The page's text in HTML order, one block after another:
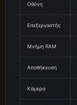
Οθόνη
Επεξεργαστής
Μνήμη RAM
Αποθήκευση
Κάμερα